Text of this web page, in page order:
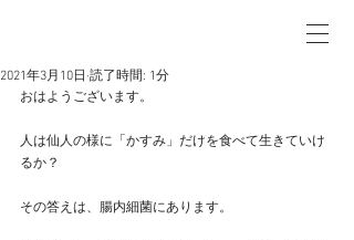
2021年3月10日 読了時間: 1分
おはようございます。
人は仙人の様に「かすみ」だけを食べて生きていけ
るか？
その答えは、腸内細菌にあります。